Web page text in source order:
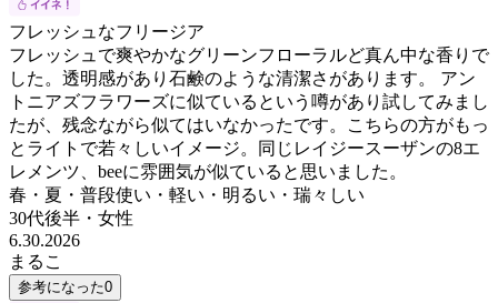
フレッシュなフリージア
フレッシュで爽やかなグリーンフローラルど真ん中な香りで
した。透明感があり石鹸のような清潔さがあります。 アン
トニアズフラワーズに似ているという噂があり試してみまし
たが、残念ながら似てはいなかったです。こちらの方がもっ
とライトで若々しいイメージ。同じレイジースーザンの8エ
レメンツ、beeに雰囲気が似ていると思いました。
春・夏・普段使い・軽い・明るい・瑞々しい
30代後半 ・ 女性
6.30.2026
まるこ
参考になった0